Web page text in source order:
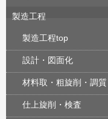
製造工程
製造工程top
設計・図面化
材料取・粗旋削・調質
仕上旋削・検査